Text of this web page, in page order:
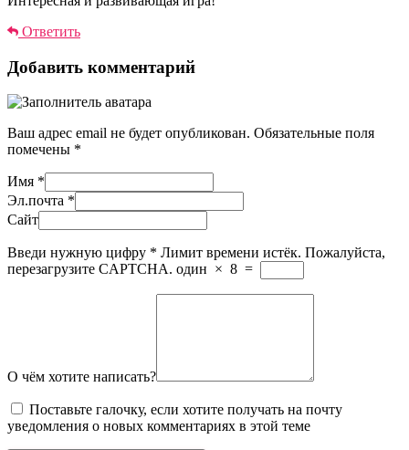
Ответить
Добавить комментарий
Ваш адрес email не будет опубликован. Обязательные поля
помечены *
Имя *
Эл.почта *
Сайт
Введи нужную цифру * Лимит времени истёк. Пожалуйста,
перезагрузите CAPTCHA. один × 8 =
О чём хотите написать?
Поставьте галочку, если хотите получать на почту
уведомления о новых комментариях в этой теме